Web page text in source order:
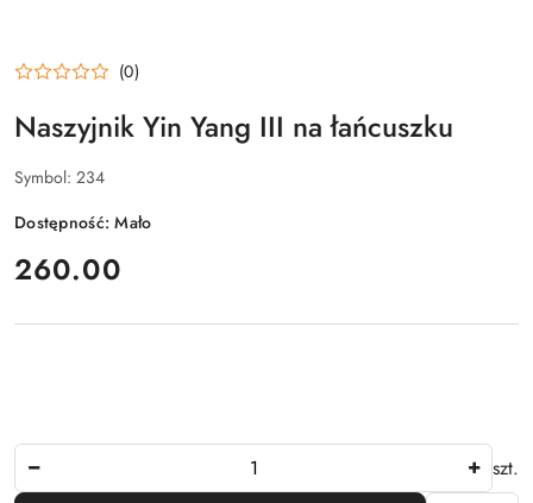
(0)
Naszyjnik Yin Yang III na łańcuszku
Symbol: 234
Dostępność:Mało
cena:
260.00
szt.